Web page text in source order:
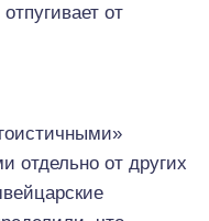
от
отдельно от других